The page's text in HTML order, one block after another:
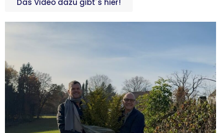
Das Video dazu gibt´s hier!